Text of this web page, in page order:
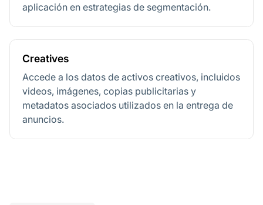
aplicación en estrategias de segmentación.
Creatives
Accede a los datos de activos creativos, incluidos
videos, imágenes, copias publicitarias y
metadatos asociados utilizados en la entrega de
anuncios.